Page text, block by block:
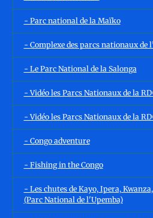
- Parc national de la Maïko
- Complexe des parcs nationaux de
- Le Parc National de la Salonga
- Vidéo les Parcs Nationaux de la
- Vidéo les Parcs Nationaux de la
- Congo adventure
- Fishing in the Congo
- Les chutes de Kayo, Ipera,
(Parc National de l'Upemba)